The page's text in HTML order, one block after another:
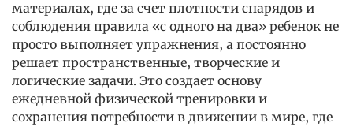
материалах, где за счет плотности снарядов и
соблюдения правила «с одного на два» ребенок не
просто выполняет упражнения, а постоянно
решает пространственные, творческие и
логические задачи. Это создает основу
ежедневной физической тренировки и
сохранения потребности в движении в мире, где